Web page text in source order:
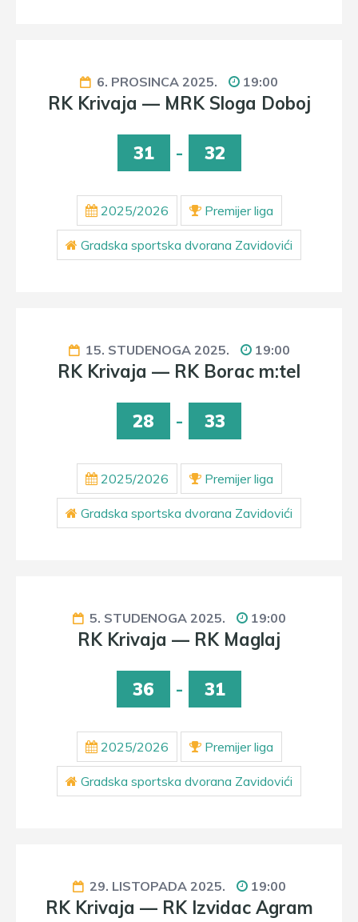
6. PROSINCA 2025. 19:00
RK Krivaja — MRK Sloga Doboj
31 - 32
2025/2026 Premijer liga
Gradska sportska dvorana Zavidovići
15. STUDENOGA 2025. 19:00
RK Krivaja — RK Borac m:tel
28 - 33
2025/2026 Premijer liga
Gradska sportska dvorana Zavidovići
5. STUDENOGA 2025. 19:00
RK Krivaja — RK Maglaj
36 - 31
2025/2026 Premijer liga
Gradska sportska dvorana Zavidovići
29. LISTOPADA 2025. 19:00
RK Krivaja — RK Izvidac Agram